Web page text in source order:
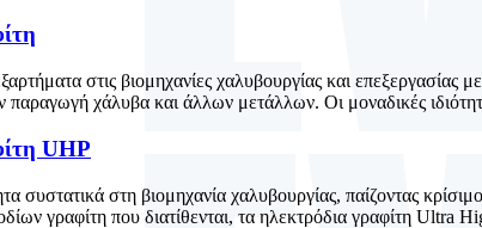
στις βιομηχανίες χαλυβουργίας και
παραγωγή χάλυβα και άλλων μετάλλων. Οι μοναδικές
UHP
συστατικά στη βιομηχανία χαλυβουργίας, παίζοντας
γραφίτη που διατίθενται, τα ηλεκτρόδια γραφίτη Ultra